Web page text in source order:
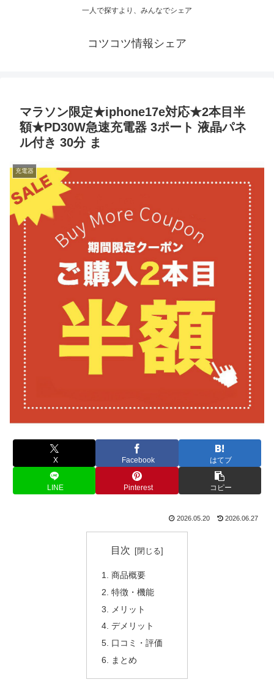
一人で探すより、みんなでシェア
コツコツ情報シェア
マラソン限定★iphone17e対応★2本目半
額★PD30W急速充電器 3ポート 液晶パネ
ル付き 30分 ま
充電器
X Facebook はてブ
LINE Pinterest コピー
2026.05.20 2026.06.27
目次
商品概要
特徴・機能
メリット
デメリット
口コミ・評価
まとめ